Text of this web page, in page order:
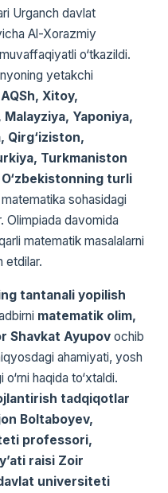
Urganch davlat
Al-Xorazmiy
o‘tkazildi.
yetakchi
Xitoy,
Yaponiya,
Qirg‘iziston,
Turkmaniston
O‘zbekistonning turli
sohasidagi
Olimpiada davomida
matematik masalalarni
etdilar.
tantanali yopilish
matematik olim,
Shavkat Ayupov ochib
ahamiyati, yosh
haqida to‘xtaldi.
tadqiqotlar
Boltaboyev,
professori,
raisi Zoir
universiteti